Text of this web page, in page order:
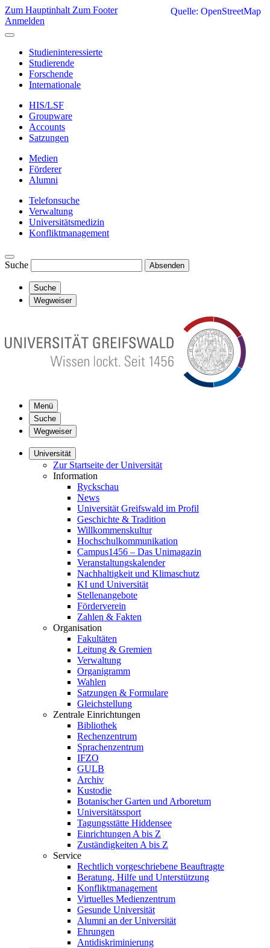
Zum Hauptinhalt Zum Footer
Anmelden
Studieninteressierte
Studierende
Forschende
Internationale
HIS/LSF
Groupware
Accounts
Satzungen
Medien
Förderer
Alumni
Telefonsuche
Verwaltung
Universitätsmedizin
Konfliktmanagement
Suche Absenden
Suche
Wegweiser
Menü
Suche
Wegweiser
Universität
Zur Startseite der Universität
Information
Ryckschau
News
Universität Greifswald im Profil
Geschichte & Tradition
Willkommenskultur
Hochschulkommunikation
Campus1456 – Das Unimagazin
Veranstaltungskalender
Nachhaltigkeit und Klimaschutz
KI und Universität
Stellenangebote
Förderverein
Zahlen & Fakten
Organisation
Fakultäten
Leitung & Gremien
Verwaltung
Organigramm
Wahlen
Satzungen & Formulare
Gleichstellung
Zentrale Einrichtungen
Bibliothek
Rechenzentrum
Sprachenzentrum
IFZO
GULB
Archiv
Kustodie
Botanischer Garten und Arboretum
Universitätssport
Tagungsstätte Hiddensee
Einrichtungen A bis Z
Zuständigkeiten A bis Z
Service
Rechtlich vorgeschriebene Beauftragte
Beratung, Hilfe und Unterstützung
Konfliktmanagement
Virtuelles Medienzentrum
Gesunde Universität
Alumni an der Universität
Ehrungen
Antidiskriminierung
Quelle: OpenStreetMap